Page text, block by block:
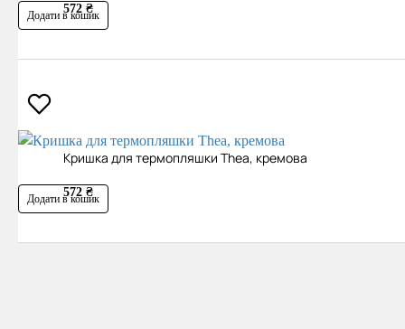
572 ₴
Додати в кошик
Кришка для термопляшки Thea, кремова
572 ₴
Додати в кошик